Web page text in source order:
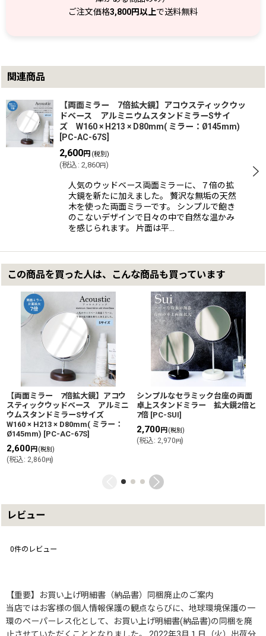
ご注文価格3,800円以上で送料無料
関連商品
【両面ミラー 7倍拡大鏡】アコウスティックウッ
ドベース アルミニウムスタンドミラーSサイ
ズ W160 × H213 × D80mm( ミラー：Ø145mm)
PC-AC-67S
2,600円 (税別)
(税込 : 2,860円)
人気のウッドベース両面ミラーに、７倍の拡
大鏡を新たに加えました。 贅沢な無垢の天然
木を使った両面ミラーです。 シンプルで飽き
のこないデザインで日々の中で自然な温かみ
を感じられます。 片面は平…
この商品を買った人は、こんな商品も買っています
【両面ミラー 7倍拡大鏡】アコウ
スティックウッドベース アルミニ
ウムスタンドミラーSサイズ
W160 × H213 × D80mm( ミラー：
Ø145mm) [PC-AC-67S]
2,600円 (税別)
(税込: 2,860円)
シンプルなセラミック台座の両面
卓上スタンドミラー 拡大鏡2倍と
7倍 [PC-SUI]
2,700円 (税別)
(税込: 2,970円)
レビュー
0件のレビュー
【重要】お買い上げ明細書（納品書）同梱廃止のご案内
当店ではお客様の個人情報保護の観点ならびに、地球環境保護の一
環のペーパーレス化として、お買い上げ明細書(納品書)の同梱を廃